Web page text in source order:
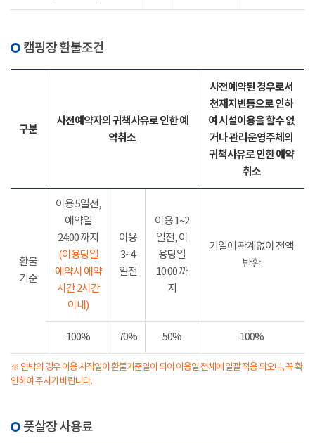
캠핑장 환불조건
구분
사전예약자의 귀책사유로 인한 예
약취소
사전예약된 경우로서
천재지변등으로 인하
여 시설이용을 할수 없
거나 관리운영주체의
귀책사유로 인한 예약
취소
환불
기준
이용 5일전,
예약일
24:00 까지
(이용당일
예약시 예약
시간 2시간
이내)
이용
3~4
일전
이용 1~2
일전, 이
용당일
10:00 까
지
기일에 관계없이 전액
반환
100% 70% 50% 100%
※ 연박의 경우 이용 시작일이 환불기준일이 되어 이용일 전체에 일괄 적용 되오니, 꼭 확
인하여 주시기 바랍니다.
풋살장 사용료